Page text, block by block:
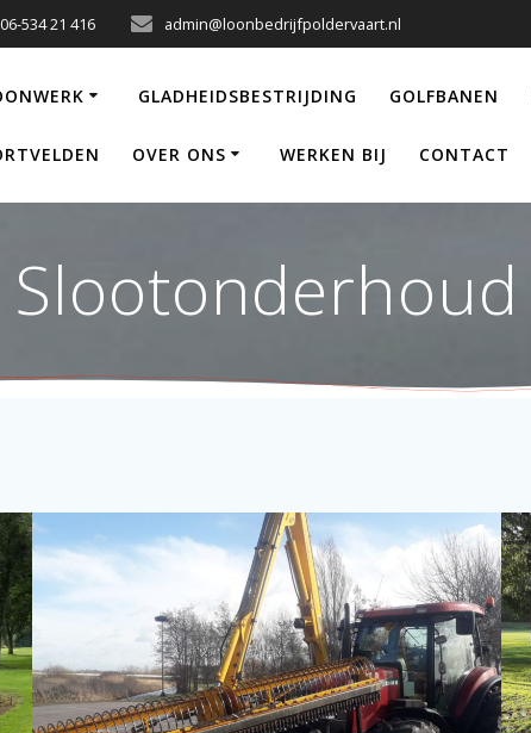
534 21 416 admin@loonbedrijfpoldervaart.nl
GLADHEIDSBESTRIJDING GOLFBANEN
OVER ONS WERKEN BIJ CONTACT
Slootonderhoud